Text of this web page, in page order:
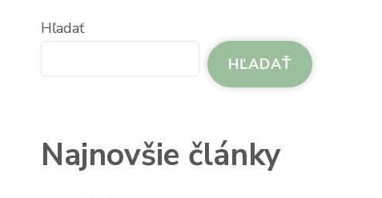
Hľadať
HĽADAŤ
Najnovšie články